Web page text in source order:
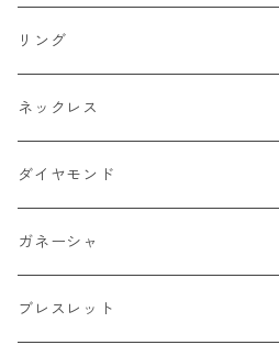
リング
ネックレス
ダイヤモンド
ガネーシャ
ブレスレット